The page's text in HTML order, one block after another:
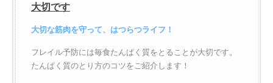
大切です
大切な筋肉を守って、はつらつライフ！
フレイル予防には毎食たんぱく質をとることが大切です。
たんぱく質のとり方のコツをご紹介します！